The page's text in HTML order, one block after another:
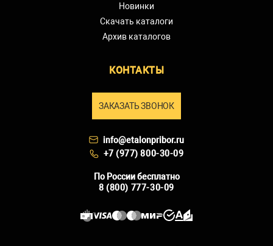
Новинки
Скачать каталоги
Архив каталогов
КОНТАКТЫ
ЗАКАЗАТЬ ЗВОНОК
info@etalonpribor.ru
+7 (977) 800-30-09
По России бесплатно
8 (800) 777-30-09